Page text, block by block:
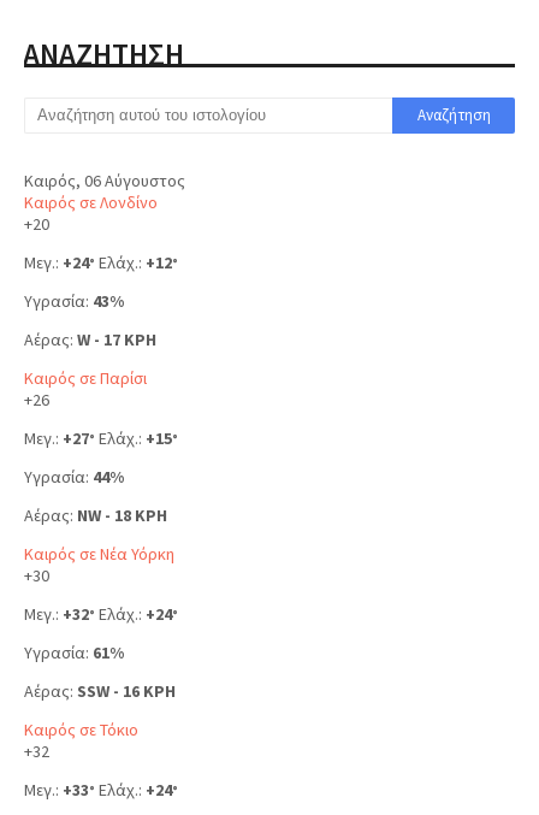
ΑΝΑΖΗΤΗΣΗ
Καιρός, 06 Αύγουστος
Καιρός σε Λονδίνο
+20
Μεγ.: +24° Ελάχ.: +12°
Υγρασία: 43%
Αέρας: W - 17 KPH
Καιρός σε Παρίσι
+26
Μεγ.: +27° Ελάχ.: +15°
Υγρασία: 44%
Αέρας: NW - 18 KPH
Καιρός σε Νέα Υόρκη
+30
Μεγ.: +32° Ελάχ.: +24°
Υγρασία: 61%
Αέρας: SSW - 16 KPH
Καιρός σε Τόκιο
+32
Μεγ.: +33° Ελάχ.: +24°